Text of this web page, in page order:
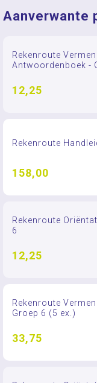
Aanverwante
Rekenroute
Antwoordenboek -
12,25
Rekenroute
158,00
Rekenroute
6
12,25
Rekenroute
Groep 6 (5 ex.)
33,75